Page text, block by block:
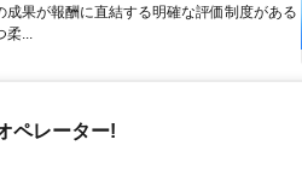
果が報酬に直結する明確な評価制度がある
柔...
ペレーター!